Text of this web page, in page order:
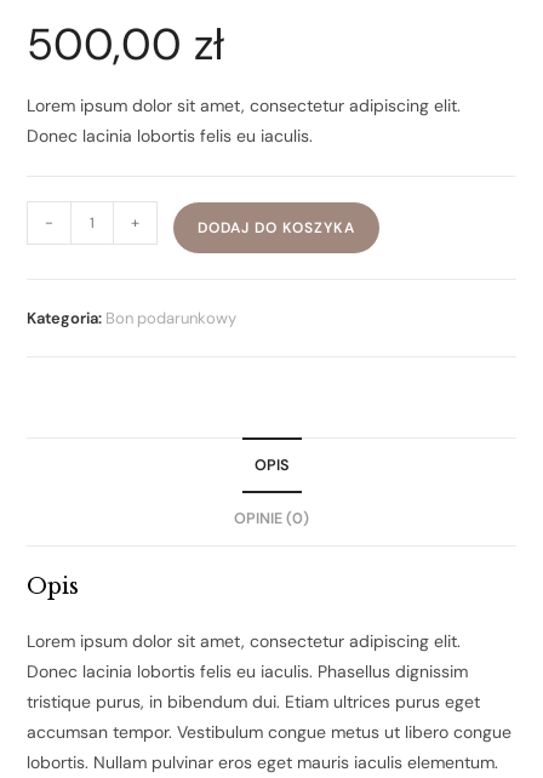
500,00 zł
Lorem ipsum dolor sit amet, consectetur adipiscing elit.
Donec lacinia lobortis felis eu iaculis.
- + DODAJ DO KOSZYKA
Kategoria: Bon podarunkowy
OPIS
OPINIE (0)
Opis
Lorem ipsum dolor sit amet, consectetur adipiscing elit.
Donec lacinia lobortis felis eu iaculis. Phasellus dignissim
tristique purus, in bibendum dui. Etiam ultrices purus eget
accumsan tempor. Vestibulum congue metus ut libero congue
lobortis. Nullam pulvinar eros eget mauris iaculis elementum.